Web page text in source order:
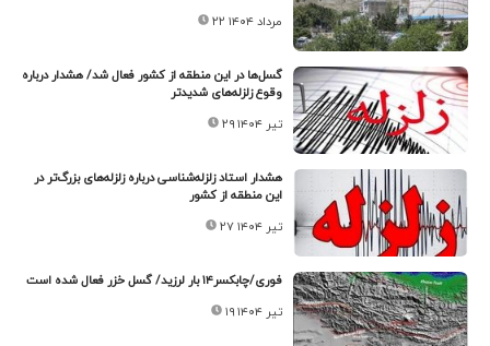
۲۲ مرداد ۱۴۰۴
گسل‌ها در این منطقه از کشور فعال شد/ هشدار درباره
وقوع زلزله‌های شدیدتر
۲۹ تیر ۱۴۰۴
هشدار استاد زلزله‌شناسی درباره زلزله‌های بزرگ‌تر در
این منطقه از کشور
۲۷ تیر ۱۴۰۴
فوری/چابکسر۱۴ بار لرزید/ گسل خزر فعال شده است
۱۹ تیر ۱۴۰۴